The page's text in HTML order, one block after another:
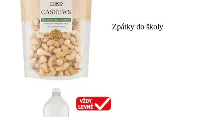
Zpátky do školy